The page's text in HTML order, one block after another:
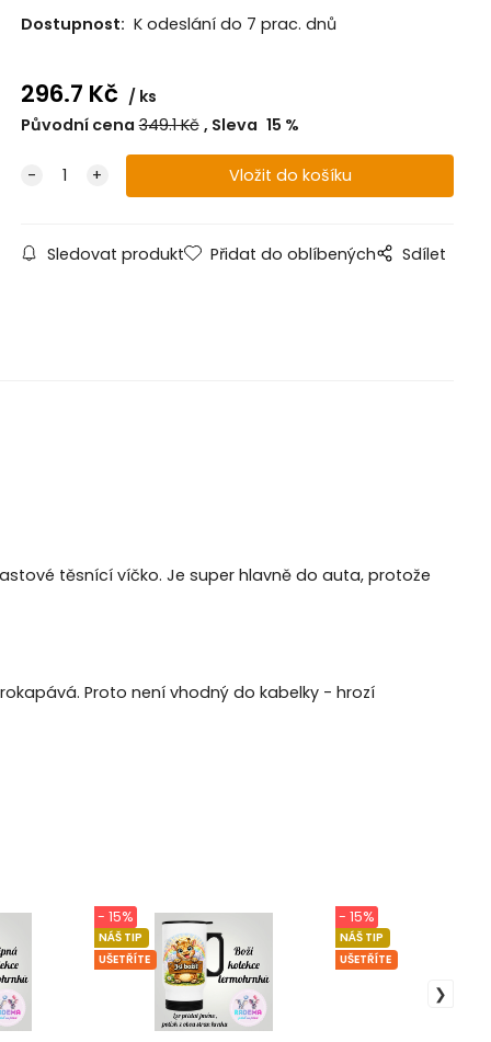
Dostupnost: K odeslání do 7 prac. dnů
296.7 Kč
ks
Původní cena 349.1Kč Sleva 15 %
Sledovat produkt Přidat do oblíbených Sdílet
těsnící víčko. Je super hlavně do auta, protože
Proto není vhodný do kabelky - hrozí
NÁŠ TIP
UŠETŘÍTE
- 15%
NÁŠ TIP
UŠETŘÍTE
- 15%